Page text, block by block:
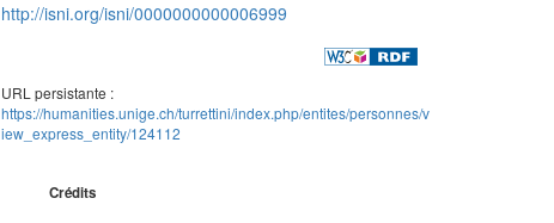
http://isni.org/isni/0000000000006999
URL persistante :
https://humanities.unige.ch/turrettini/index.php/entites/personnes/v
iew_express_entity/124112
Crédits